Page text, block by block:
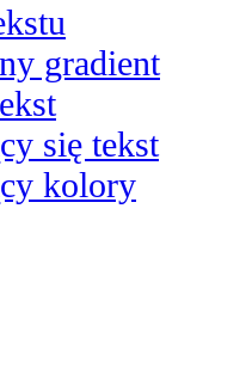
gradient
się tekst
kolory